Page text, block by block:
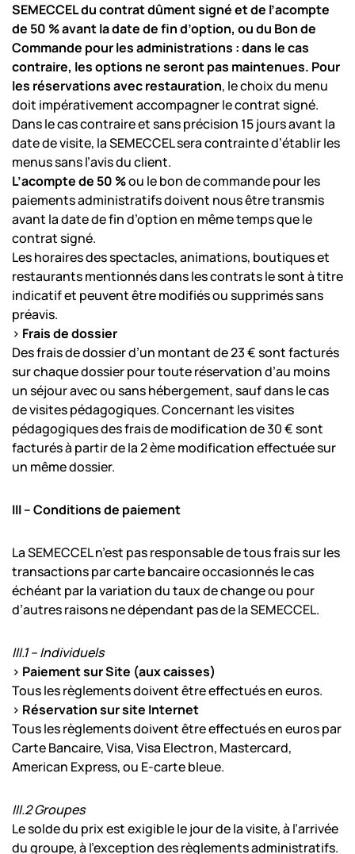
SEMECCEL du contrat dûment signé et de l’acompte
de 50 % avant la date de fin d’option, ou du Bon de
Commande pour les administrations : dans le cas
contraire, les options ne seront pas maintenues. Pour
les réservations avec restauration, le choix du menu
doit impérativement accompagner le contrat signé.
Dans le cas contraire et sans précision 15 jours avant la
date de visite, la SEMECCEL sera contrainte d’établir les
menus sans l’avis du client.
L’acompte de 50 %ou le bon de commande pour les
paiements administratifs doivent nous être transmis
avant la date de fin d’option en même temps que le
contrat signé.
Les horaires des spectacles, animations, boutiques et
restaurants mentionnés dans les contrats le sont à titre
indicatif et peuvent être modifiés ou supprimés sans
préavis.
> Frais de dossier
Des frais de dossier d’un montant de 23 € sont facturés
sur chaque dossier pour toute réservation d’au moins
un séjour avec ou sans hébergement, sauf dans le cas
de visites pédagogiques. Concernant les visites
pédagogiques des frais de modification de 30 € sont
facturés à partir de la 2 ème modification effectuée sur
un même dossier.
III – Conditions de paiement
La SEMECCEL n’est pas responsable de tous frais sur les
transactions par carte bancaire occasionnés le cas
échéant par la variation du taux de change ou pour
d’autres raisons ne dépendant pas de la SEMECCEL.
III.1 – Individuels
> Paiement sur Site (aux caisses)
Tous les règlements doivent être effectués en euros.
> Réservation sur site Internet
Tous les règlements doivent être effectués en euros par
Carte Bancaire, Visa, Visa Electron, Mastercard,
American Express, ou E-carte bleue.
III.2 Groupes
Le solde du prix est exigible le jour de la visite, à l’arrivée
du groupe, à l’exception des règlements administratifs.